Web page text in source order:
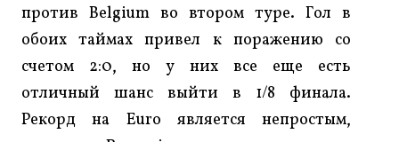
против Belgium во втором туре. Гол в
обоих таймах привел к поражению со
счетом 2:0, но у них все еще есть
отличный шанс выйти в 1/8 финала.
Рекорд на Euro является непростым,